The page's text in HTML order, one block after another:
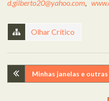
d.gilberto20@yahoo.com
Olhar Crítico
Navegação
Minhas janelas e